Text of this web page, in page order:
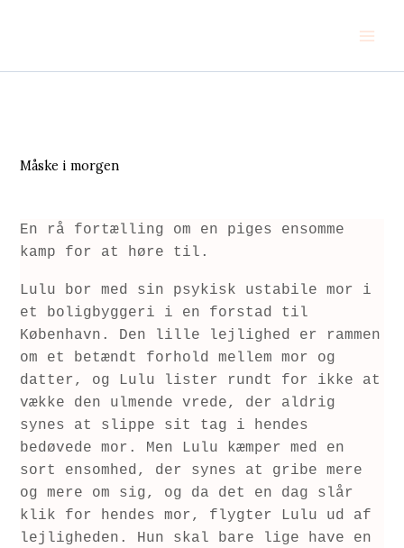
Måske i morgen
En rå fortælling om en piges ensomme
kamp for at høre til.
Lulu bor med sin psykisk ustabile mor i
et boligbyggeri i en forstad til
København. Den lille lejlighed er rammen
om et betændt forhold mellem mor og
datter, og Lulu lister rundt for ikke at
vække den ulmende vrede, der aldrig
synes at slippe sit tag i hendes
bedøvede mor. Men Lulu kæmper med en
sort ensomhed, der synes at gribe mere
og mere om sig, og da det en dag slår
klik for hendes mor, flygter Lulu ud af
lejligheden. Hun skal bare lige have en